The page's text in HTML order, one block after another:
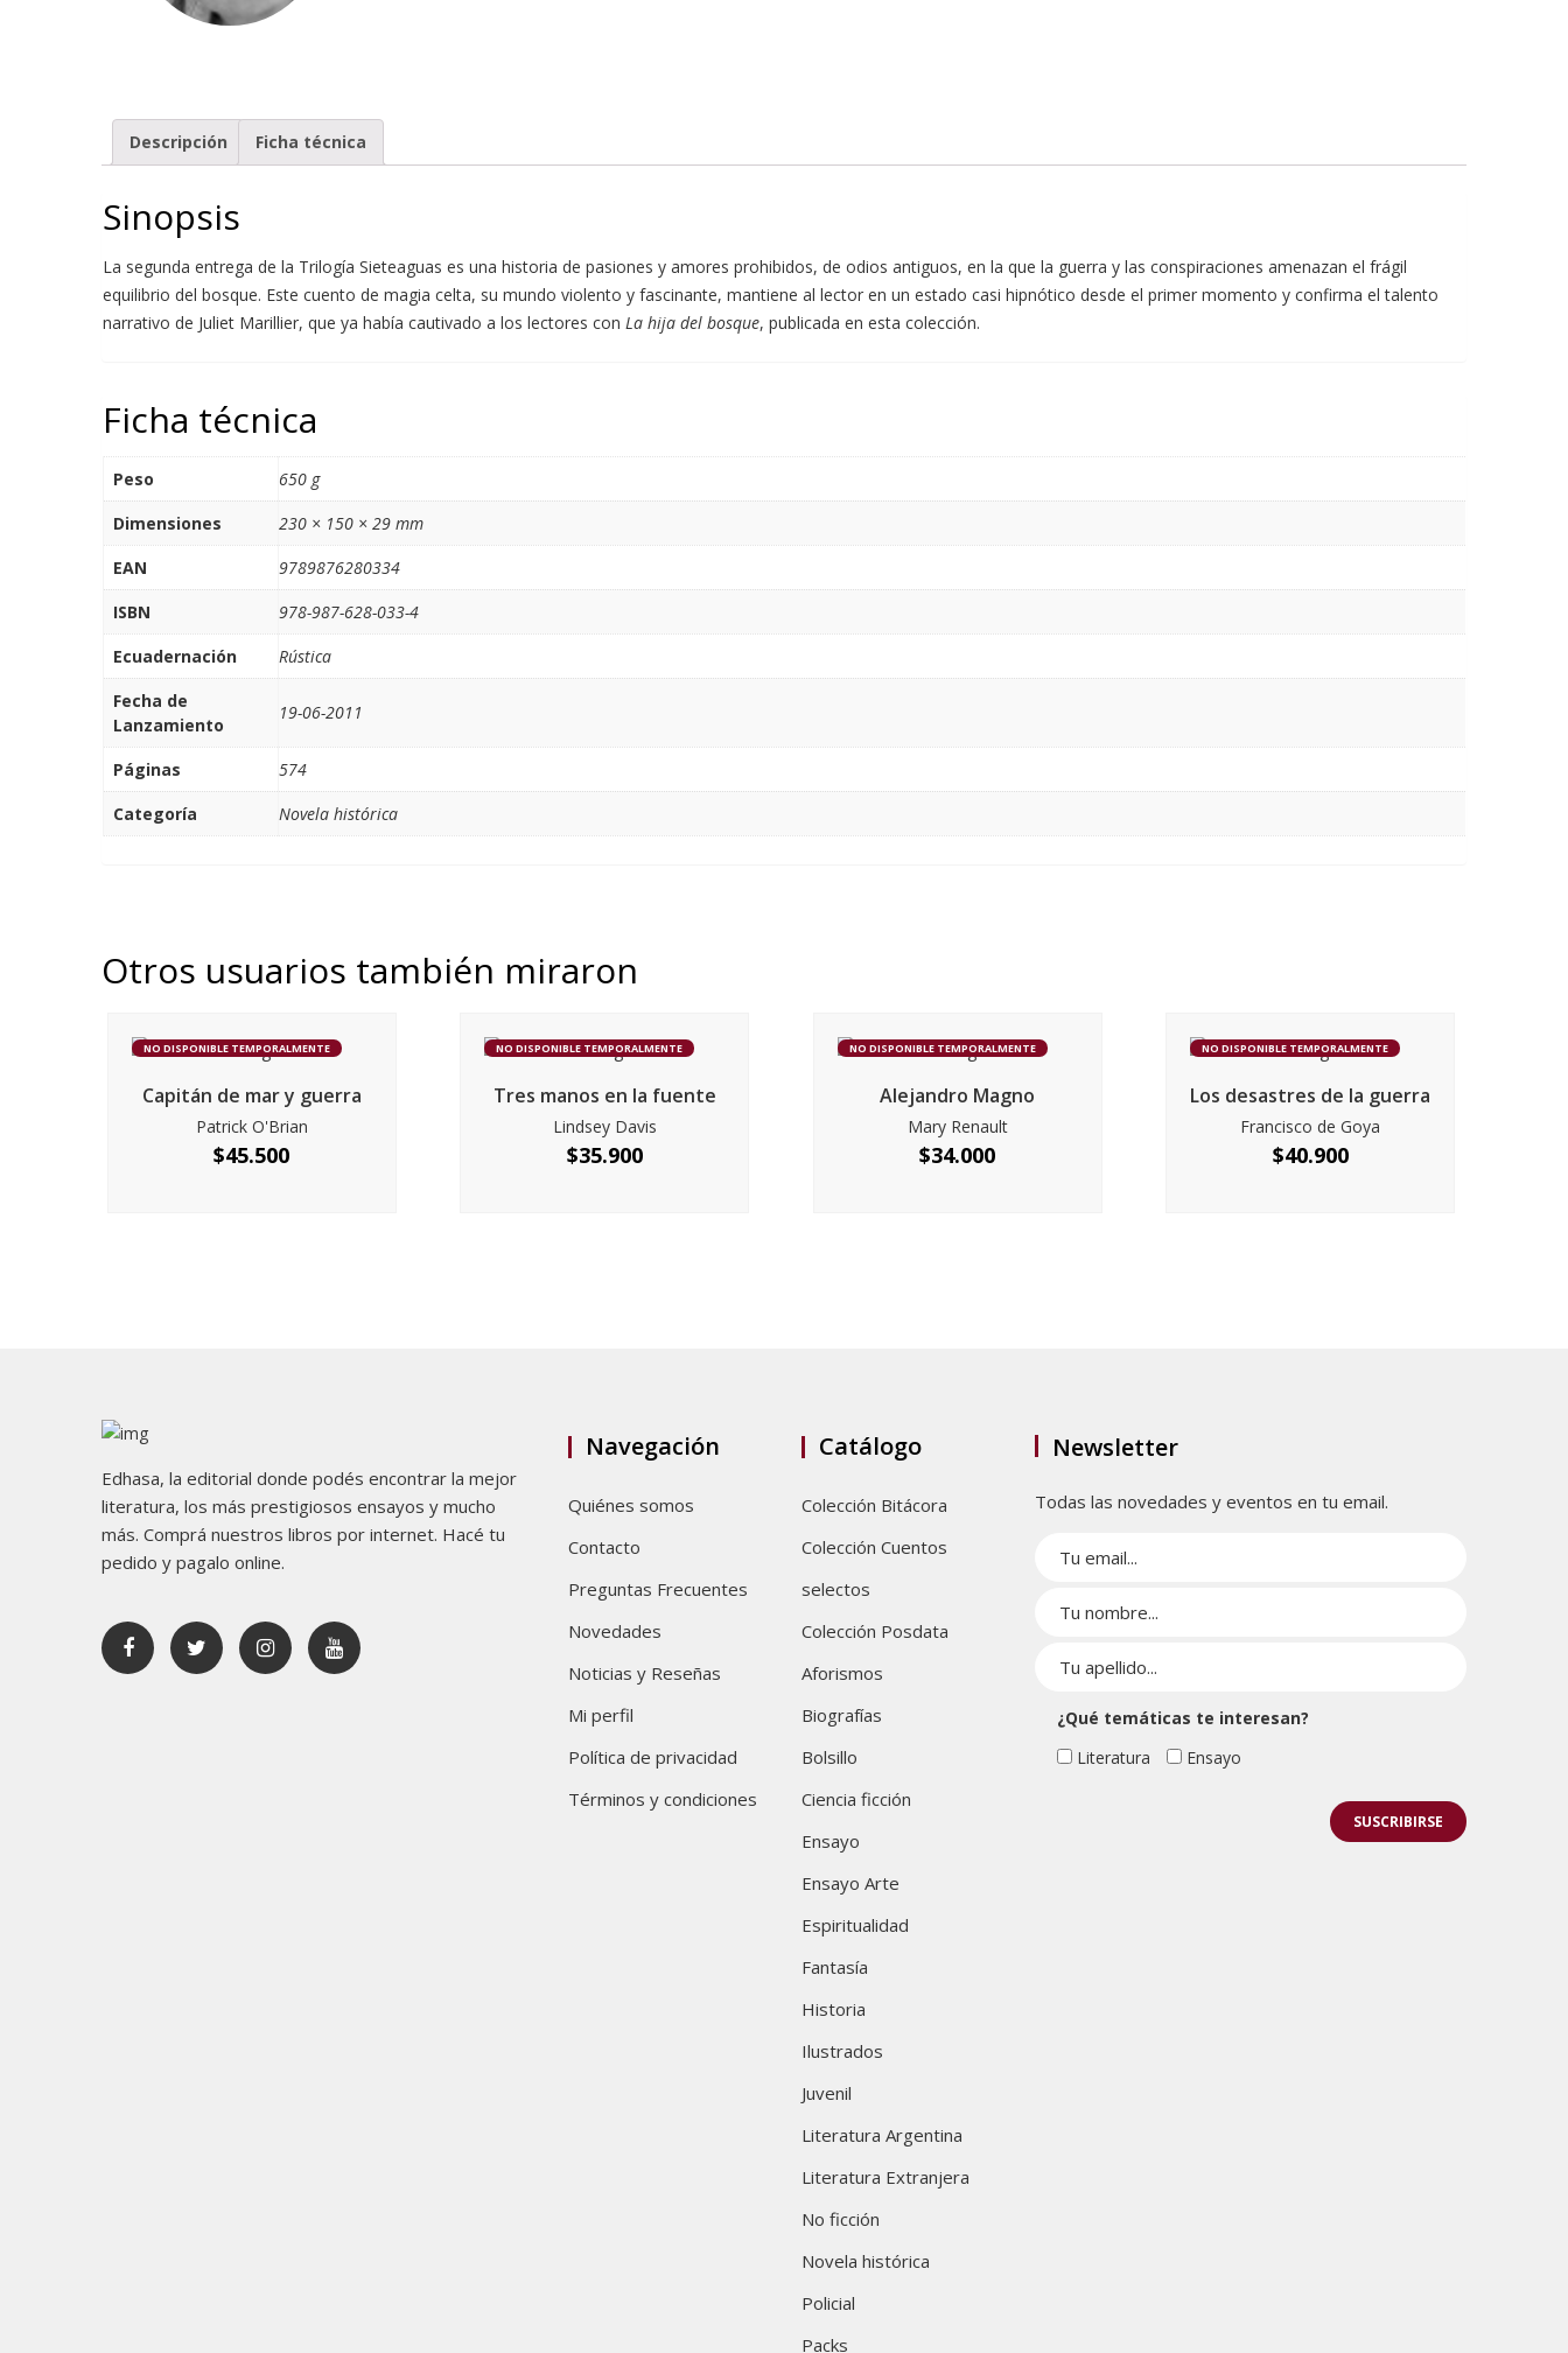
Descripción Ficha técnica
Sinopsis
La segunda entrega de la Trilogía Sieteaguas es una historia de pasiones y amores prohibidos, de odios antiguos, en la que la guerra y las conspiraciones amenazan el frágil
equilibrio del bosque. Este cuento de magia celta, su mundo violento y fascinante, mantiene al lector en un estado casi hipnótico desde el primer momento y confirma el talento
narrativo de Juliet Marillier, que ya había cautivado a los lectores con La hija del bosque, publicada en esta colección.
Ficha técnica
Peso
650 g
Dimensiones
230 × 150 × 29 mm
EAN
9789876280334
ISBN
978-987-628-033-4
Ecuadernación
Rústica
Fecha de
Lanzamiento
19-06-2011
Páginas
574
Categoría
Novela histórica
Otros usuarios también miraron
NO DISPONIBLE TEMPORALMENTE
Capitán de mar y guerra
Patrick O'Brian
$45.500
NO DISPONIBLE TEMPORALMENTE
Tres manos en la fuente
Lindsey Davis
$35.900
NO DISPONIBLE TEMPORALMENTE
Alejandro Magno
Mary Renault
$34.000
NO DISPONIBLE TEMPORALMENTE
Los desastres de la guerra
Francisco de Goya
$40.900
Edhasa, la editorial donde podés encontrar la mejor
literatura, los más prestigiosos ensayos y mucho
más. Comprá nuestros libros por internet. Hacé tu
pedido y pagalo online.
Navegación
Quiénes somos
Contacto
Preguntas Frecuentes
Novedades
Noticias y Reseñas
Mi perfil
Política de privacidad
Términos y condiciones
Catálogo
Colección Bitácora
Colección Cuentos
selectos
Colección Posdata
Aforismos
Biografías
Bolsillo
Ciencia ficción
Ensayo
Ensayo Arte
Espiritualidad
Fantasía
Historia
Ilustrados
Juvenil
Literatura Argentina
Literatura Extranjera
No ficción
Novela histórica
Policial
Packs
Newsletter
Todas las novedades y eventos en tu email.
¿Qué temáticas te interesan?
Literatura
Ensayo